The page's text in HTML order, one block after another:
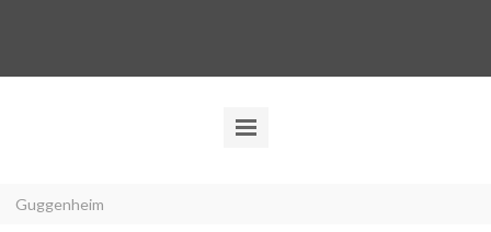
Guggenheim